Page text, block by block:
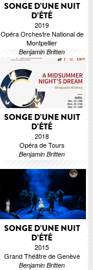
SONGE D’UNE NUIT
D’ÉTÉ
2019
Opéra Orchestre National de
Montpellier
Benjamin Britten
SONGE D’UNE NUIT
D’ÉTÉ
2018
Opéra de Tours
Benjamin Britten
SONGE D’UNE NUIT
D’ÉTÉ
2015
Grand Théâtre de Genève
Benjamin Britten